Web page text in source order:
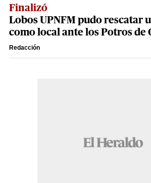
Finalizó
Lobos UPNFM pudo rescatar
como local ante los Potros de
Redacción